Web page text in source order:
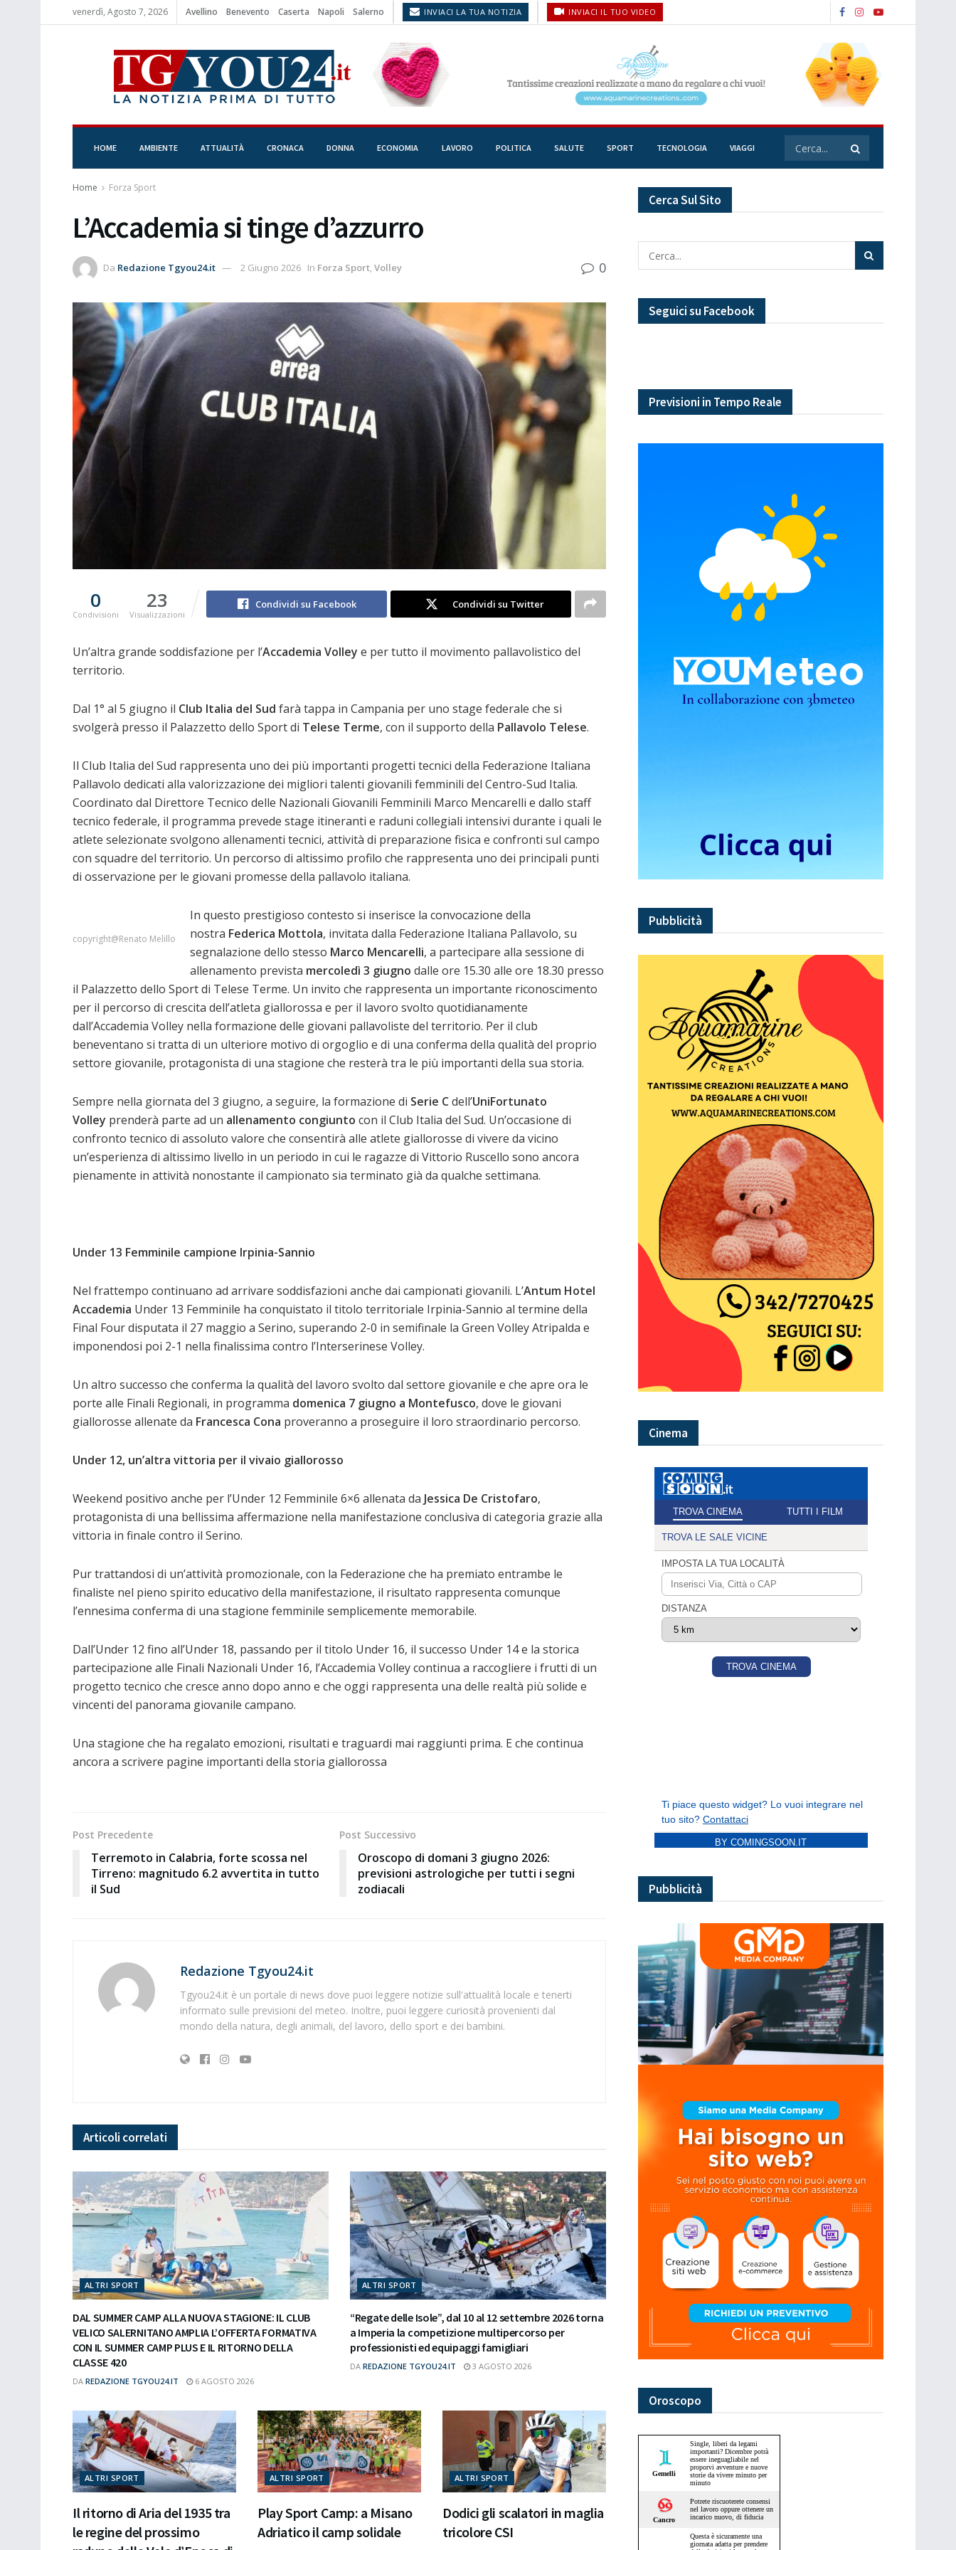
venerdì, Agosto 7, 2026 Avellino Benevento Caserta Napoli Salerno INVIACI LA TUA NOTIZIA INVIACI IL TUO VIDEO
HOME AMBIENTE ATTUALITÀ CRONACA DONNA ECONOMIA LAVORO POLITICA SALUTE SPORT TECNOLOGIA VIAGGI
Home Forza Sport
L’Accademia si tinge d’azzurro
Da Redazione Tgyou24.it 2 Giugno 2026 In Forza Sport,Volley 0
0
Condivisioni
23
Visualizzazioni
Condividi su Facebook Condividi su Twitter
Un’altra grande soddisfazione per l’Accademia Volley e per tutto il movimento pallavolistico del
territorio.
Dal 1° al 5 giugno il Club Italia del Sud farà tappa in Campania per uno stage federale che si
svolgerà presso il Palazzetto dello Sport di Telese Terme, con il supporto della Pallavolo Telese.
Il Club Italia del Sud rappresenta uno dei più importanti progetti tecnici della Federazione Italiana
Pallavolo dedicati alla valorizzazione dei migliori talenti giovanili femminili del Centro-Sud Italia.
Coordinato dal Direttore Tecnico delle Nazionali Giovanili Femminili Marco Mencarelli e dallo staff
tecnico federale, il programma prevede stage itineranti e raduni collegiali intensivi durante i quali le
atlete selezionate svolgono allenamenti tecnici, attività di preparazione fisica e confronti sul campo
con squadre del territorio. Un percorso di altissimo profilo che rappresenta uno dei principali punti
di osservazione per le giovani promesse della pallavolo italiana.
copyright@Renato Melillo
In questo prestigioso contesto si inserisce la convocazione della
nostra Federica Mottola, invitata dalla Federazione Italiana Pallavolo, su
segnalazione dello stesso Marco Mencarelli, a partecipare alla sessione di
allenamento prevista mercoledì 3 giugno dalle ore 15.30 alle ore 18.30 presso
il Palazzetto dello Sport di Telese Terme. Un invito che rappresenta un importante riconoscimento
per il percorso di crescita dell’atleta giallorossa e per il lavoro svolto quotidianamente
dall’Accademia Volley nella formazione delle giovani pallavoliste del territorio. Per il club
beneventano si tratta di un ulteriore motivo di orgoglio e di una conferma della qualità del proprio
settore giovanile, protagonista di una stagione che resterà tra le più importanti della sua storia.
Sempre nella giornata del 3 giugno, a seguire, la formazione di Serie Cdell’UniFortunato
Volley prenderà parte ad un allenamento congiunto con il Club Italia del Sud. Un’occasione di
confronto tecnico di assoluto valore che consentirà alle atlete giallorosse di vivere da vicino
un’esperienza di altissimo livello in un periodo in cui le ragazze di Vittorio Ruscello sono ancora
pienamente in attività nonostante il campionato sia terminato già da qualche settimana.
Under 13 Femminile campione Irpinia-Sannio
Nel frattempo continuano ad arrivare soddisfazioni anche dai campionati giovanili. L’Antum Hotel
Accademia Under 13 Femminile ha conquistato il titolo territoriale Irpinia-Sannio al termine della
Final Four disputata il 27 maggio a Serino, superando 2-0 in semifinale la Green Volley Atripalda e
imponendosi poi 2-1 nella finalissima contro l’Interserinese Volley.
Un altro successo che conferma la qualità del lavoro svolto dal settore giovanile e che apre ora le
porte alle Finali Regionali, in programma domenica 7 giugno a Montefusco, dove le giovani
giallorosse allenate da Francesca Cona proveranno a proseguire il loro straordinario percorso.
Under 12, un’altra vittoria per il vivaio giallorosso
Weekend positivo anche per l’Under 12 Femminile 6×6 allenata da Jessica De Cristofaro,
protagonista di una bellissima affermazione nella manifestazione conclusiva di categoria grazie alla
vittoria in finale contro il Serino.
Pur trattandosi di un’attività promozionale, con la Federazione che ha premiato entrambe le
finaliste nel pieno spirito educativo della manifestazione, il risultato rappresenta comunque
l’ennesima conferma di una stagione femminile semplicemente memorabile.
Dall’Under 12 fino all’Under 18, passando per il titolo Under 16, il successo Under 14 e la storica
partecipazione alle Finali Nazionali Under 16, l’Accademia Volley continua a raccogliere i frutti di un
progetto tecnico che cresce anno dopo anno e che oggi rappresenta una delle realtà più solide e
vincenti del panorama giovanile campano.
Una stagione che ha regalato emozioni, risultati e traguardi mai raggiunti prima. E che continua
ancora a scrivere pagine importanti della storia giallorossa
Post Precedente
Terremoto in Calabria, forte scossa nel
Tirreno: magnitudo 6.2 avvertita in tutto
il Sud
Post Successivo
Oroscopo di domani 3 giugno 2026:
previsioni astrologiche per tutti i segni
zodiacali
Redazione Tgyou24.it
Tgyou24.it è un portale di news dove puoi leggere notizie sull'attualità locale e tenerti
informato sulle previsioni del meteo. Inoltre, puoi leggere curiosità provenienti dal
mondo della natura, degli animali, del lavoro, dello sport e dei bambini.
Articoli correlati
ALTRI SPORT
DAL SUMMER CAMP ALLA NUOVA STAGIONE: IL CLUB
VELICO SALERNITANO AMPLIA L’OFFERTA FORMATIVA
CON IL SUMMER CAMP PLUS E IL RITORNO DELLA
CLASSE 420
DA REDAZIONE TGYOU24.IT 6 AGOSTO 2026
ALTRI SPORT
“Regate delle Isole”, dal 10 al 12 settembre 2026 torna
a Imperia la competizione multipercorso per
professionisti ed equipaggi famigliari
DA REDAZIONE TGYOU24.IT 3 AGOSTO 2026
ALTRI SPORT
Il ritorno di Aria del 1935 tra
le regine del prossimo
ALTRI SPORT
Play Sport Camp: a Misano
Adriatico il camp solidale
ALTRI SPORT
Dodici gli scalatori in maglia
tricolore CSI
Cerca Sul Sito
Seguici su Facebook
Previsioni in Tempo Reale
Pubblicità
Cinema
BY COMINGSOON.IT
Pubblicità
Oroscopo